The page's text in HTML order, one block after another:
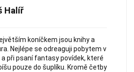
Halíř
koníčkem jsou knihy a
Nejlépe se odreaguji pobytem v
a při psaní fantasy povídek, které
pouze do šuplíku. Kromě četby